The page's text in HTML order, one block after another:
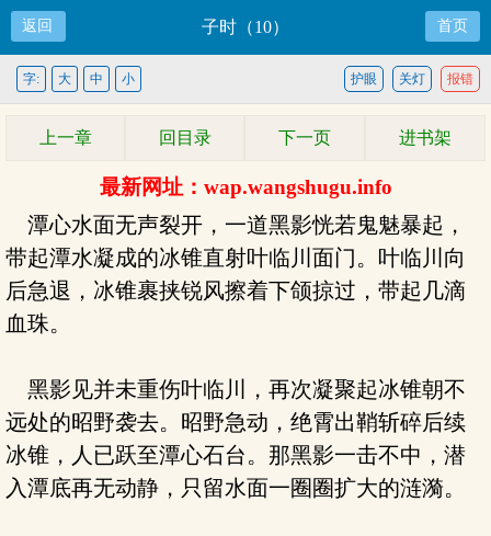
返回 子时（10） 首页
报错
关灯
护眼
字: 大 中 小
上一章 回目录 下一页 进书架
最新网址：wap.wangshugu.info
潭心水面无声裂开，一道黑影恍若鬼魅暴起，
带起潭水凝成的冰锥直射叶临川面门。叶临川向
后急退，冰锥裹挟锐风擦着下颌掠过，带起几滴
血珠。
黑影见并未重伤叶临川，再次凝聚起冰锥朝不
远处的昭野袭去。昭野急动，绝霄出鞘斩碎后续
冰锥，人已跃至潭心石台。那黑影一击不中，潜
入潭底再无动静，只留水面一圈圈扩大的涟漪。